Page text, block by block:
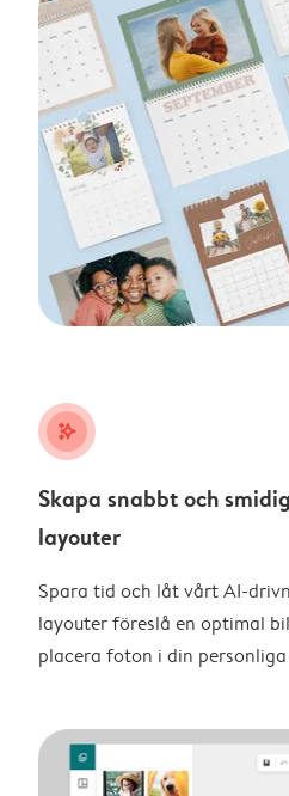
stars_plus
Skapa snabbt och
layouter
Spara tid och låt vårt AI-
layouter föreslå en optimal
placera foton i din personliga